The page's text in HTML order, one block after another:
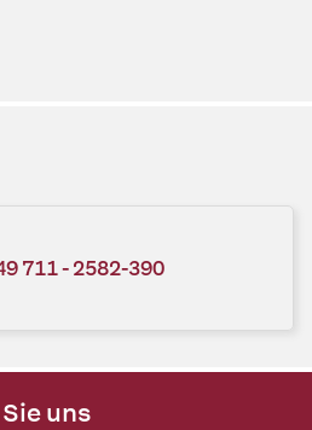
711 - 2582-390
uns